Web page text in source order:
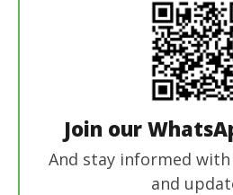
Join our
And stay informed
and